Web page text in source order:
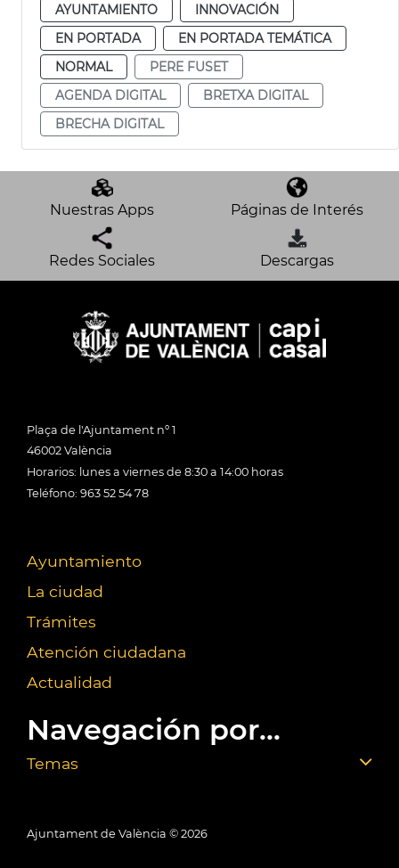
AYUNTAMIENTO
INNOVACIÓN
EN PORTADA
EN PORTADA TEMÁTICA
NORMAL
PERE FUSET
AGENDA DIGITAL
BRETXA DIGITAL
BRECHA DIGITAL
Nuestras Apps Páginas de Interés
Redes Sociales Descargas
Plaça de l'Ajuntament nº 1
46002 València
Horarios: lunes a viernes de 8:30 a 14:00 horas
Teléfono: 963 52 54 78
Ayuntamiento
La ciudad
Trámites
Atención ciudadana
Actualidad
Navegación por...
Temas
Ajuntament de València © 2026